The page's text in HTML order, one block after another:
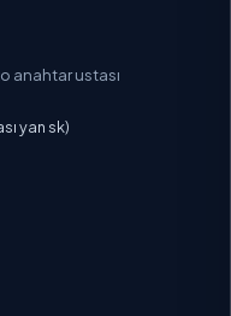
anahtar ustası
yan sk)